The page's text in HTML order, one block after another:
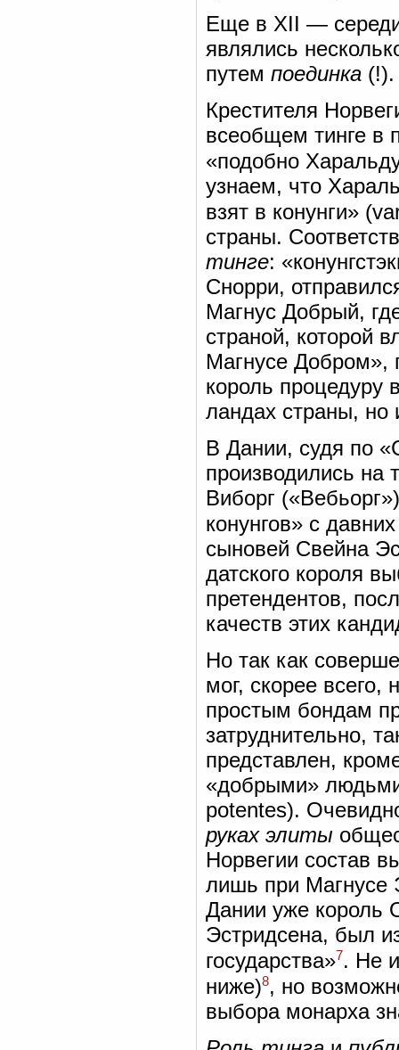
Еще в XII —
являлись
путем поединка (!).
Крестителя
всеобщем тинге в
«подобно
узнаем, что
взят в конунги»
страны.
тинге:
Снорри,
Магнус Добрый,
страной, которой
Магнусе Добром»,
король процедуру
ландах страны, но
В Дании, судя по
производились на
Виборг
конунгов» с
сыновей Свейна
датского короля
претендентов,
качеств этих
Но так как
мог, скорее всего,
простым бондам
затруднительно,
представлен,
«добрыми»
potentes).
руках элиты
Норвегии состав
лишь при Магнусе
Дании уже король
Эстридсена, был
государства»7. Не
ниже)8, но
выбора монарха